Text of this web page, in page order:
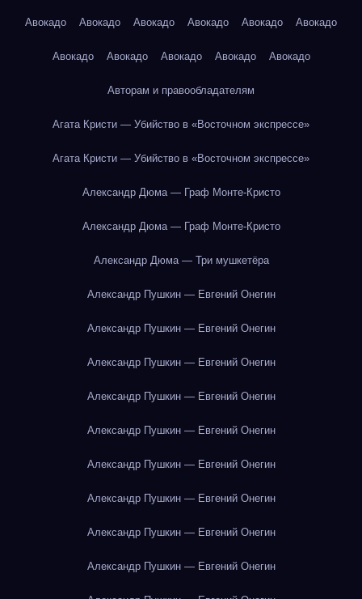
Авокадо Авокадо Авокадо Авокадо Авокадо Авокадо
Авокадо Авокадо Авокадо Авокадо Авокадо
Авторам и правообладателям
Агата Кристи — Убийство в «Восточном экспрессе»
Агата Кристи — Убийство в «Восточном экспрессе»
Александр Дюма — Граф Монте-Кристо
Александр Дюма — Граф Монте-Кристо
Александр Дюма — Три мушкетёра
Александр Пушкин — Евгений Онегин
Александр Пушкин — Евгений Онегин
Александр Пушкин — Евгений Онегин
Александр Пушкин — Евгений Онегин
Александр Пушкин — Евгений Онегин
Александр Пушкин — Евгений Онегин
Александр Пушкин — Евгений Онегин
Александр Пушкин — Евгений Онегин
Александр Пушкин — Евгений Онегин